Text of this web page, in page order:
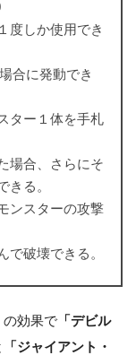
度しか使用でき
合に発動でき
ター１体を手札
場合、さらにそ
きる。
ンスターの攻撃
で破壊できる。
の効果で 「デビル
「ジャイアント・